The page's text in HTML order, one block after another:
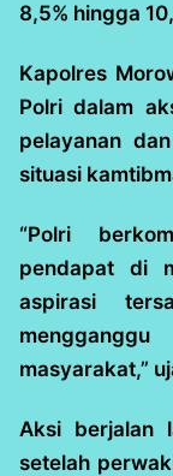
8,5% hingga
Kapolres
Polri dalam
pelayanan
situasi
“Polri
pendapat di
aspirasi
masyarakat,”
Aksi berjalan
setelah